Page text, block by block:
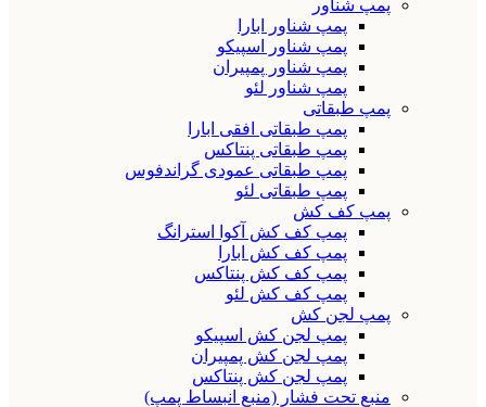
پمپ شناور
پمپ شناور ابارا
پمپ شناور اسپیکو
پمپ شناور پمپیران
پمپ شناور لئو
پمپ طبقاتی
پمپ طبقاتی افقی ابارا
پمپ طبقاتی پنتاکس
پمپ طبقاتی عمودی گراندفوس
پمپ طبقاتی لئو
پمپ کف کش
پمپ کف کش آکوا استرانگ
پمپ کف کش ابارا
پمپ کف کش پنتاکس
پمپ کف کش لئو
پمپ لجن کش
پمپ لجن کش اسپیکو
پمپ لجن کش پمپیران
پمپ لجن کش پنتاکس
منبع تحت فشار (منبع انبساط پمپ)